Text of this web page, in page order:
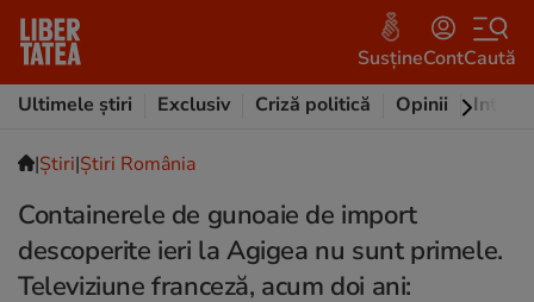
SusțineContCaută
Ultimele știri
Exclusiv Criză politică Opinii
|Ştiri|Știri România
Containerele de gunoaie de import
descoperite ieri la Agigea nu sunt primele.
Televiziune franceză, acum doi ani: